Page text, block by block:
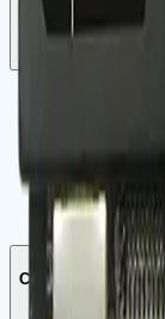
Blogs
Application
Application
Affichage
Électronique
Télématique
Company